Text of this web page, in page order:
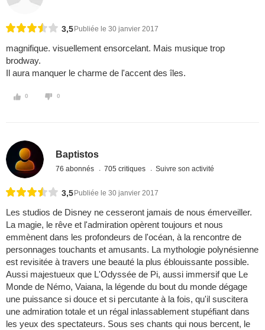
3,5 Publiée le 30 janvier 2017
magnifique. visuellement ensorcelant. Mais musique trop
brodway.
Il aura manquer le charme de l'accent des îles.
0 0
Baptistos
76 abonnés 705 critiques Suivre son activité
3,5 Publiée le 30 janvier 2017
Les studios de Disney ne cesseront jamais de nous émerveiller.
La magie, le rêve et l'admiration opèrent toujours et nous
emmènent dans les profondeurs de l'océan, à la rencontre de
personnages touchants et amusants. La mythologie polynésienne
est revisitée à travers une beauté la plus éblouissante possible.
Aussi majestueux que L'Odyssée de Pi, aussi immersif que Le
Monde de Némo, Vaiana, la légende du bout du monde dégage
une puissance si douce et si percutante à la fois, qu'il suscitera
une admiration totale et un régal inlassablement stupéfiant dans
les yeux des spectateurs. Sous ses chants qui nous bercent, le